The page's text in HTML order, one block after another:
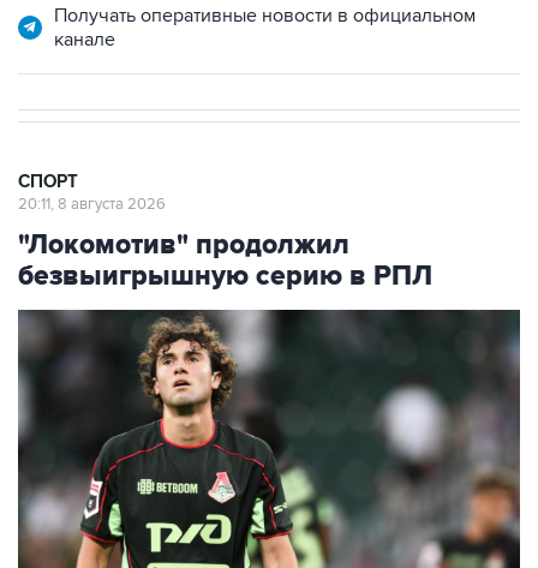
Получать оперативные новости в официальном
канале
СПОРТ
20:11, 8 августа 2026
"Локомотив" продолжил
безвыигрышную серию в РПЛ